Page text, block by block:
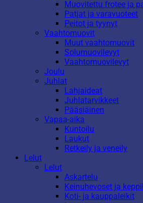
Muovitettu frotee ja
Patjat ja varavuoteet
Peitot ja tyynyt
Vaahtomuovit
Muut vaahtomuovit
Solumuovilevyt
Vaahtomuovilevyt
Joulu
Juhlat
Lahjaideat
Juhlatarvikkeet
Pääsiäinen
Vapaa-aika
Kuntoilu
Laukut
Retkeily ja veneily
Lelut
Lelut
Askartelu
Keinuhevoset ja
Koti- ja kauppaleikit